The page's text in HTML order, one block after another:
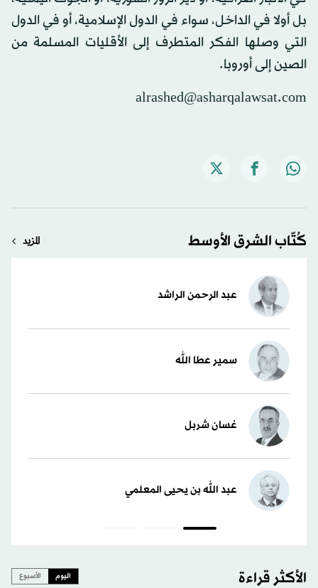
بل أولا في الداخل، سواء في الدول الإسلامية، أو في الدول
التي وصلها الفكر المتطرف إلى الأقليات المسلمة من
الصين إلى أوروبا.
alrashed@asharqalawsat.com
كُتّاب الشرق الأوسط المزيد
عبد الرحمن الراشد
سمير عطا الله
غسان شربل
عبد الله بن يحيى المعلمي
الأكثر قراءة اليوم الأسبوع